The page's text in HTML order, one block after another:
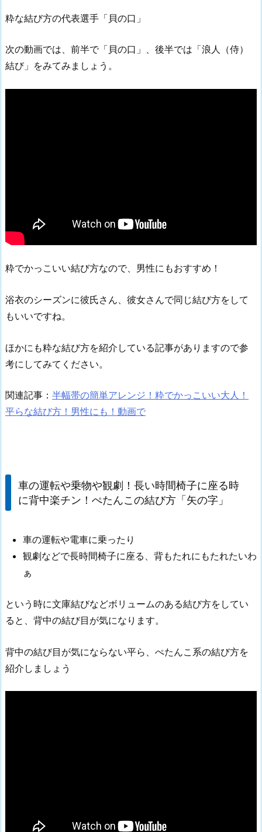
粋な結び方の代表選手「貝の口」
次の動画では、前半で「貝の口」、後半では「浪人（侍）
結び」をみてみましょう。
粋でかっこいい結び方なので、男性にもおすすめ！
浴衣のシーズンに彼氏さん、彼女さんで同じ結び方をして
もいいですね。
ほかにも粋な結び方を紹介している記事がありますので参
考にしてみてください。
関連記事： 半幅帯の簡単アレンジ！粋でかっこいい大人！
平らな結び方！男性にも！動画で
車の運転や乗物や観劇！長い時間椅子に座る時
に背中楽チン！ぺたんこの結び方「矢の字」
車の運転や電車に乗ったり
観劇などで長時間椅子に座る、背もたれにもたれたいわ
ぁ
という時に文庫結びなどボリュームのある結び方をしてい
ると、背中の結び目が気になります。
背中の結び目が気にならない平ら、ぺたんこ系の結び方を
紹介しましょう